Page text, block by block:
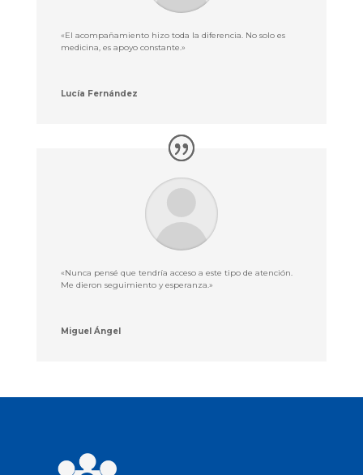
«El acompañamiento hizo toda la diferencia. No solo es
medicina, es apoyo constante.»
Lucía Fernández
«Nunca pensé que tendría acceso a este tipo de atención.
Me dieron seguimiento y esperanza.»
Miguel Ángel